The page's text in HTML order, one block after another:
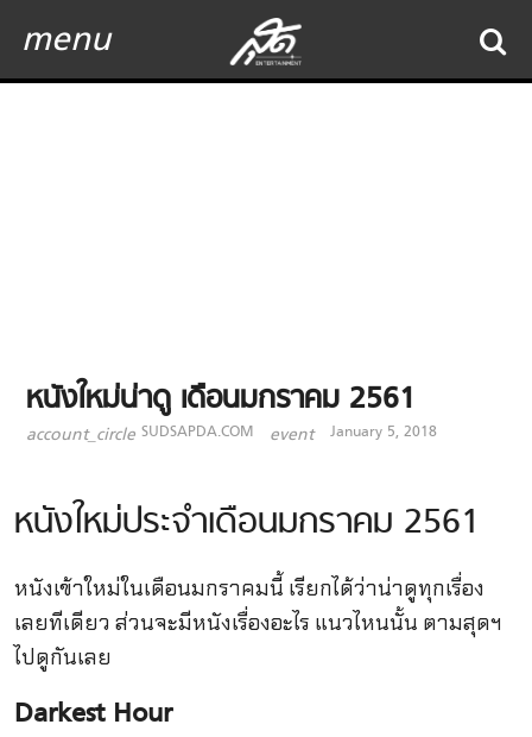
menu
หนังใหม่น่าดู เดือนมกราคม 2561
account_circle SUDSAPDA.COM event January 5, 2018
หนังใหม่ประจำเดือนมกราคม 2561
หนังเข้าใหม่ในเดือนมกราคมนี้ เรียกได้ว่าน่าดูทุกเรื่อง
เลยทีเดียว ส่วนจะมีหนังเรื่องอะไร แนวไหนนั้น ตามสุดฯ
ไปดูกันเลย
Darkest Hour